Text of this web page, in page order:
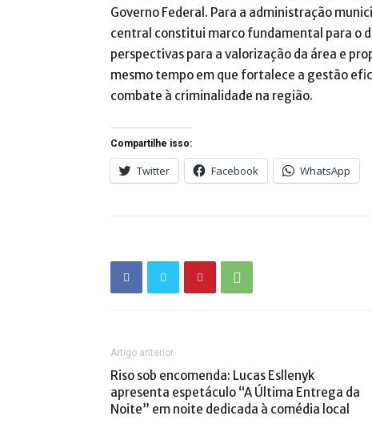
Governo Federal. Para a administração
central constitui marco fundamental para o
perspectivas para a valorização da área e
mesmo tempo em que fortalece a gestão
combate à criminalidade na região.
Compartilhe isso:
Twitter Facebook WhatsApp
Artigo anterior
Riso sob encomenda: Lucas Esllenyk
apresenta espetáculo “A Última Entrega da
Noite” em noite dedicada à comédia local